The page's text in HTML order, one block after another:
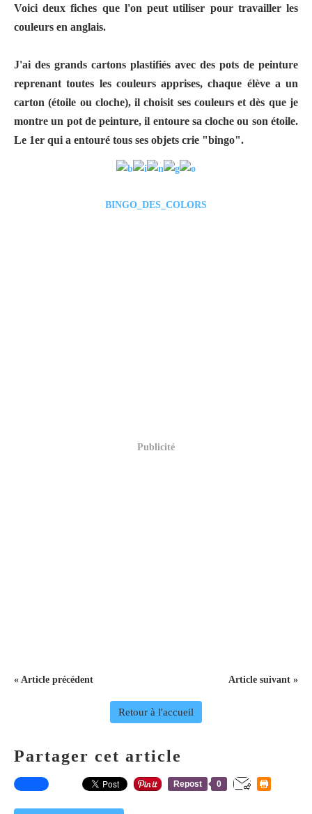
Voici deux fiches que l'on peut utiliser pour travailler les
couleurs en anglais.
J'ai des grands cartons plastifiés avec des pots de peinture
reprenant toutes les couleurs apprises, chaque élève a un
carton (étoile ou cloche), il choisit ses couleurs et dès que je
montre un pot de peinture, il entoure sa cloche ou son étoile.
Le 1er qui a entouré tous ses objets crie "bingo".
BINGO_DES_COLORS
Publicité
« Article précédent Article suivant »
Retour à l'accueil
Partager cet article
Repost 0